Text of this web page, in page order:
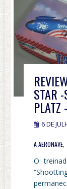
STAR
6 DE
A AERONAVE,
O